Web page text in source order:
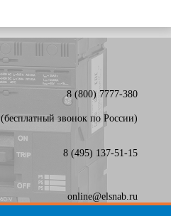
8 (800) 7777-380
(бесплатный звонок по России)
8 (495) 137-51-15
online@elsnab.ru